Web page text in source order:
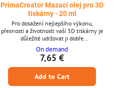
PrimaCreator Mazací olej pro 3D
tiskárny - 20 ml
Pro dosažení nejlepšího výkonu,
přesnosti a životnosti vaší 3D tiskárny je
důležité udržovat ji dobře
mazanou.Vlastnosti* Kontrolované třecí
vlastnosti – Pomáhá eliminovat trhavé
pohyby (stick-slip efekt) a umožňuje
konzistentně přesné pohyby.* Schopnost
pro různé materiály – Vhodné pro
širokou škálu kombinací materiálů
On demand
7,65 €
Add to Cart